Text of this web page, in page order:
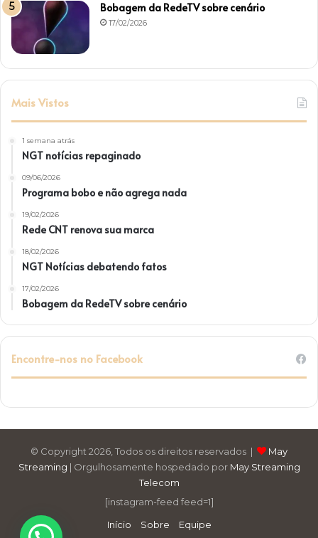
Bobagem da RedeTV sobre cenário
17/02/2026
Mais Vistos
1 semana atrás
NGT notícias repaginado
09/06/2026
Programa bobo e não agrega nada
19/02/2026
Rede CNT renova sua marca
18/02/2026
NGT Notícias debatendo fatos
17/02/2026
Bobagem da RedeTV sobre cenário
Encontre-nos no Facebook
© Copyright 2026, Todos os direitos reservados |
May
Streaming | Orgulhosamente hospedado por May Streaming
Telecom
[instagram-feed feed=1]
Início
Sobre Equipe